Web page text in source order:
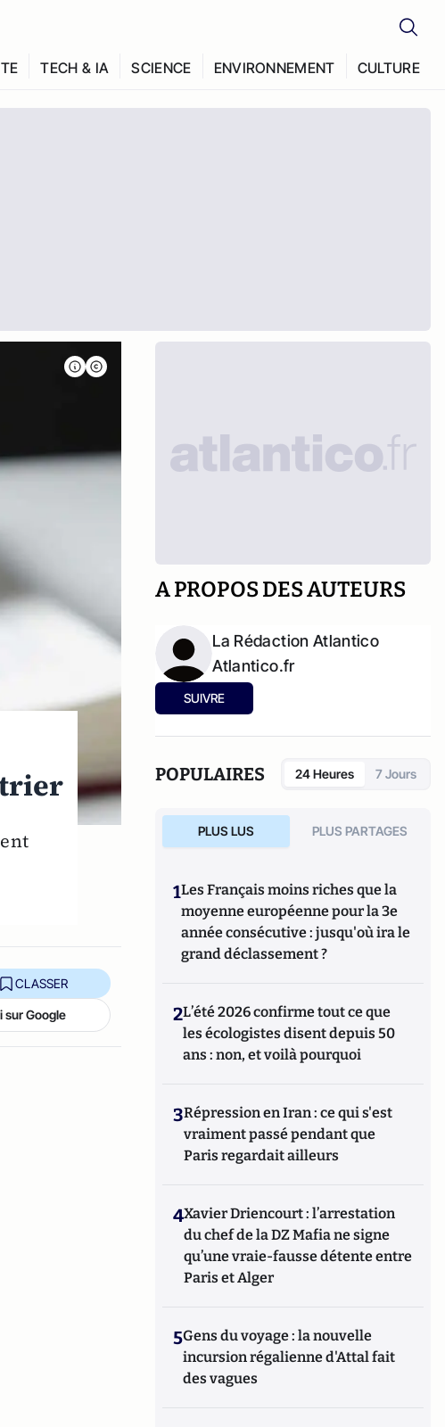
TECH & IA SCIENCE ENVIRONNEMENT CULTURE
CLASSER
Google
A PROPOS DES AUTEURS
La Rédaction Atlantico
Atlantico.fr
SUIVRE
POPULAIRES 24 Heures 7 Jours
PLUS LUS PLUS PARTAGES
1Les Français moins riches que la
moyenne européenne pour la 3e
année consécutive : jusqu'où ira le
grand déclassement ?
2L’été 2026 confirme tout ce que
les écologistes disent depuis 50
ans : non, et voilà pourquoi
3Répression en Iran : ce qui s'est
vraiment passé pendant que
Paris regardait ailleurs
4Xavier Driencourt : l’arrestation
du chef de la DZ Mafia ne signe
qu’une vraie-fausse détente entre
Paris et Alger
5Gens du voyage : la nouvelle
incursion régalienne d'Attal fait
des vagues